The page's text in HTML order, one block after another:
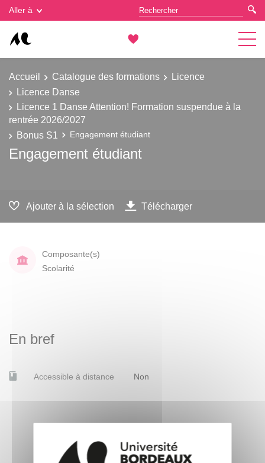
Aller à
Accueil Catalogue des formations
Licence
Licence Danse
Licence 1 Danse Attention! Formation suspendue à la
rentrée 2026/2027
Bonus S1
Engagement étudiant
Engagement étudiant
Ajouter à la sélection Télécharger
Composante(s)
Scolarité
En bref
Accessible à distance Non
Gestion des cookies